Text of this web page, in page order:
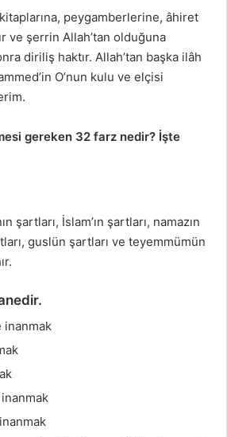
peygamberlerine, âhiret
ve şerrin Allah’tan olduğuna
diriliş haktır. Allah’tan başka ilâh
O’nun kulu ve elçisi
gereken 32 farz nedir? İşte
şartları, İslam’ın şartları, namazın
guslün şartları ve teyemmümün
inanmak